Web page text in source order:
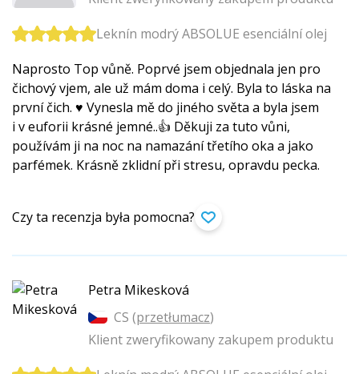
Leknín modrý ABSOLUE esenciální olej
Naprosto Top vůně. Poprvé jsem objednala jen pro
čichový vjem, ale už mám doma i celý. Byla to láska na
první čich. ♥️ Vynesla mě do jiného světa a byla jsem
i v euforii krásné jemné..👍 Děkuji za tuto vůni,
používám ji na noc na namazání třetího oka a jako
parfémek. Krásně zklidní při stresu, opravdu pecka.
Czy ta recenzja była pomocna?
Petra Mikesková
CS (przetłumacz)
Klient zweryfikowany zakupem produktu